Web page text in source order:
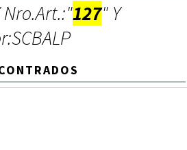
Nro.Art.:"127" Y